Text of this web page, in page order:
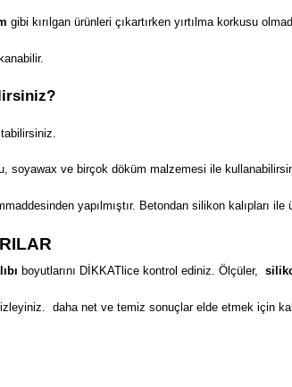
gibi kırılgan ürünleri çıkartırken yırtılma korkusu
soyawax ve birçok döküm malzemesi ile
yapılmıştır. Betondan silikon kalıpları
boyutlarını DİKKATlice kontrol ediniz. Ölçüler,
daha net ve temiz sonuçlar elde etmek için